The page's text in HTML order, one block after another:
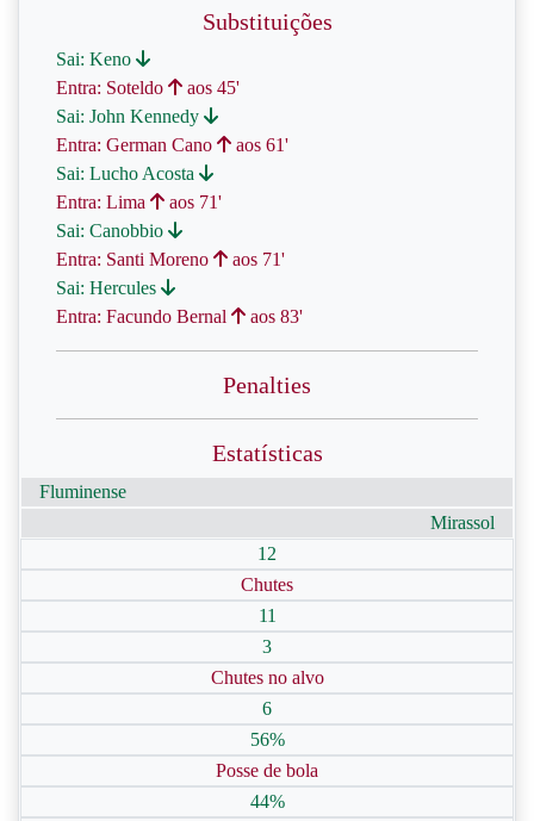
Substituições
Sai: Keno
Entra: Soteldo
aos 45'
Sai: John Kennedy
Entra: German Cano
aos 61'
Sai: Lucho Acosta
Entra: Lima
aos 71'
Sai: Canobbio
Entra: Santi Moreno
aos 71'
Sai: Hercules
Entra: Facundo Bernal
aos 83'
Penalties
Estatísticas
Fluminense
Mirassol
12
Chutes
11
3
Chutes no alvo
6
56%
Posse de bola
44%